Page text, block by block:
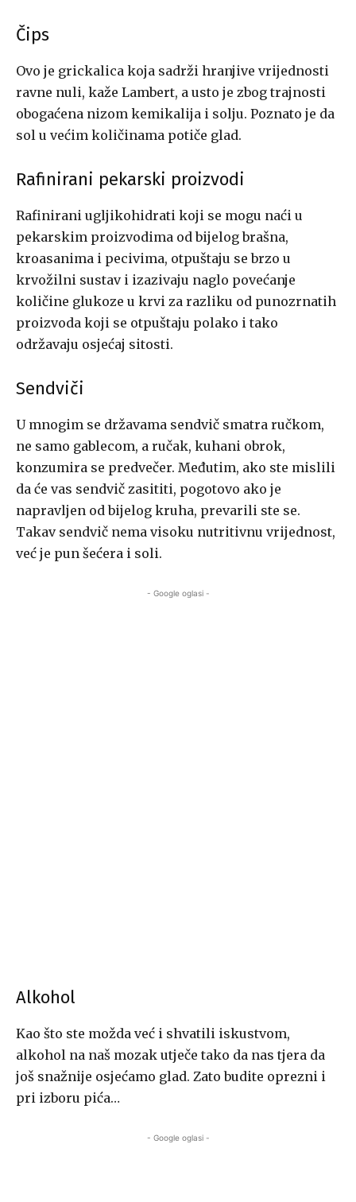
Čips
Ovo je grickalica koja sadrži hranjive vrijednosti
ravne nuli, kaže Lambert, a usto je zbog trajnosti
obogaćena nizom kemikalija i solju. Poznato je da
sol u većim količinama potiče glad.
Rafinirani pekarski proizvodi
Rafinirani ugljikohidrati koji se mogu naći u
pekarskim proizvodima od bijelog brašna,
kroasanima i pecivima, otpuštaju se brzo u
krvožilni sustav i izazivaju naglo povećanje
količine glukoze u krvi za razliku od punozrnatih
proizvoda koji se otpuštaju polako i tako
održavaju osjećaj sitosti.
Sendviči
U mnogim se državama sendvič smatra ručkom,
ne samo gablecom, a ručak, kuhani obrok,
konzumira se predvečer. Međutim, ako ste mislili
da će vas sendvič zasititi, pogotovo ako je
napravljen od bijelog kruha, prevarili ste se.
Takav sendvič nema visoku nutritivnu vrijednost,
već je pun šećera i soli.
- Google oglasi -
Alkohol
Kao što ste možda već i shvatili iskustvom,
alkohol na naš mozak utječe tako da nas tjera da
još snažnije osjećamo glad. Zato budite oprezni i
pri izboru pića…
- Google oglasi -